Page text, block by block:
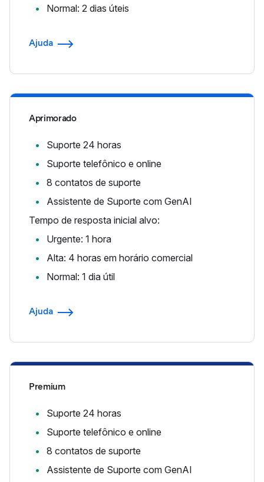
Normal: 2 dias úteis
Ajuda
Aprimorado
Suporte 24 horas
Suporte telefônico e online
8 contatos de suporte
Assistente de Suporte com GenAI
Tempo de resposta inicial alvo:
Urgente: 1 hora
Alta: 4 horas em horário comercial
Normal: 1 dia útil
Ajuda
Premium
Suporte 24 horas
Suporte telefônico e online
8 contatos de suporte
Assistente de Suporte com GenAI